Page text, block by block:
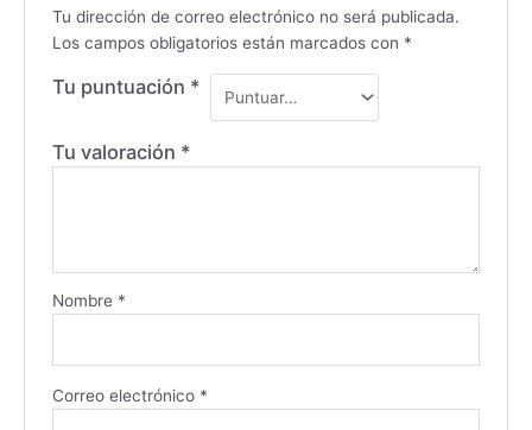
Tu dirección de correo electrónico no será publicada.
Los campos obligatorios están marcados con *
Tu puntuación *
Tu valoración *
Nombre *
Correo electrónico *